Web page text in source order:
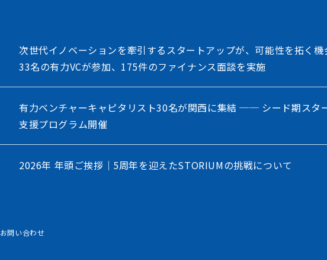
次世代イノベーションを牽引するスタートアップが、可能性を拓く機
33名の有力VCが参加、175件のファイナンス面談を実施
有力ベンチャーキャピタリスト30名が関西に集結 ── シード期スタ
支援プログラム開催
2026年 年頭ご挨拶｜5周年を迎えたSTORIUMの挑戦について
お問い合わせ